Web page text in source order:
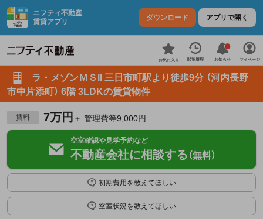
ニフティ不動産
賃貸アプリ
ダウンロード アプリで開く
お気に入り 閲覧履歴 お知らせ マイページ
ラ・メゾンＭＳII 三日市町駅より徒歩9分 （河内長野
市中片添町） 6階 3LDKの賃貸物件
賃料 7万円 ＋ 管理費等9,000円
空室確認や見学予約など
不動産会社に相談する （無料）
初期費用を教えてほしい
空室状況を教えてほしい